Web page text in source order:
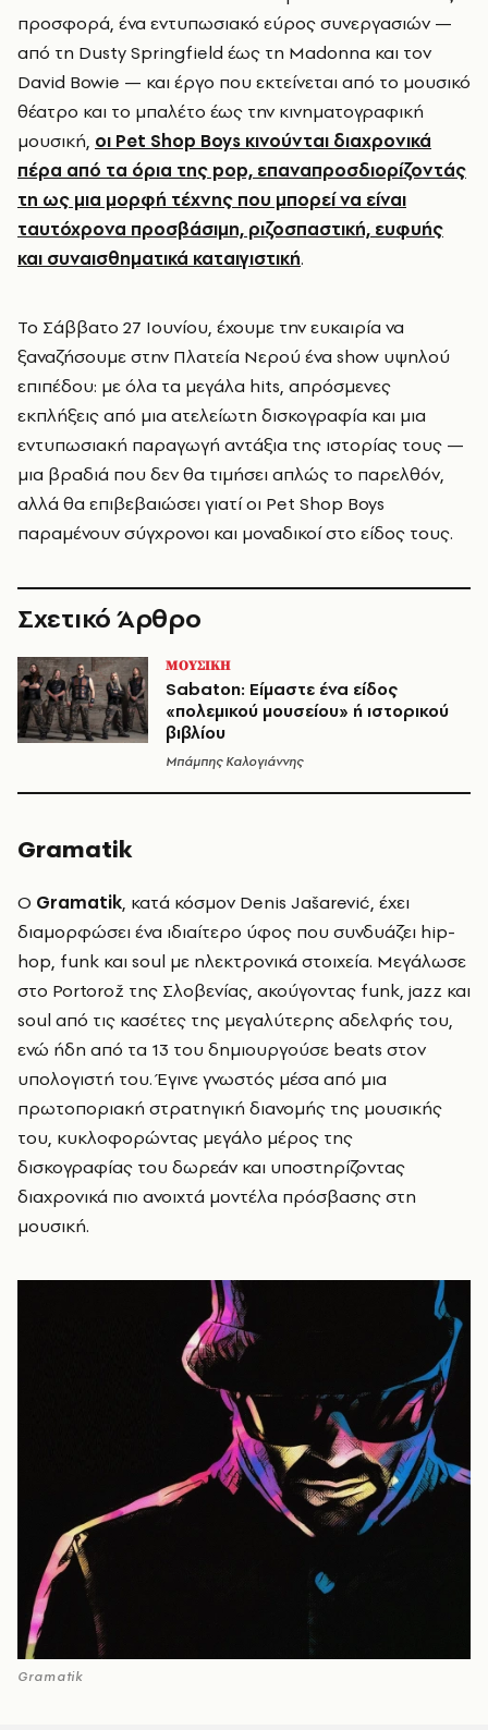
προσφορά, ένα εντυπωσιακό εύρος συνεργασιών —
από τη Dusty Springfield έως τη Madonna και τον
David Bowie — και έργο που εκτείνεται από το μουσικό
θέατρο και το μπαλέτο έως την κινηματογραφική
μουσική, οι Pet Shop Boys κινούνται διαχρονικά
πέρα από τα όρια της pop, επαναπροσδιορίζοντάς
τη ως μια μορφή τέχνης που μπορεί να είναι
ταυτόχρονα προσβάσιμη, ριζοσπαστική, ευφυής
και συναισθηματικά καταιγιστική.
Το Σάββατο 27 Ιουνίου, έχουμε την ευκαιρία να
ξαναζήσουμε στην Πλατεία Νερού ένα show υψηλού
επιπέδου: με όλα τα μεγάλα hits, απρόσμενες
εκπλήξεις από μια ατελείωτη δισκογραφία και μια
εντυπωσιακή παραγωγή αντάξια της ιστορίας τους —
μια βραδιά που δεν θα τιμήσει απλώς το παρελθόν,
αλλά θα επιβεβαιώσει γιατί οι Pet Shop Boys
παραμένουν σύγχρονοι και μοναδικοί στο είδος τους.
Σχετικό Άρθρο
ΜΟΥΣΙΚΗ
Sabaton: Είμαστε ένα είδος
«πολεμικού μουσείου» ή ιστορικού
βιβλίου
Μπάμπης Καλογιάννης
Gramatik
Ο Gramatik, κατά κόσμον Denis Jašarević, έχει
διαμορφώσει ένα ιδιαίτερο ύφος που συνδυάζει hip-
hop, funk και soul με ηλεκτρονικά στοιχεία. Μεγάλωσε
στο Portorož της Σλοβενίας, ακούγοντας funk, jazz και
soul από τις κασέτες της μεγαλύτερης αδελφής του,
ενώ ήδη από τα 13 του δημιουργούσε beats στον
υπολογιστή του. Έγινε γνωστός μέσα από μια
πρωτοποριακή στρατηγική διανομής της μουσικής
του, κυκλοφορώντας μεγάλο μέρος της
δισκογραφίας του δωρεάν και υποστηρίζοντας
διαχρονικά πιο ανοιχτά μοντέλα πρόσβασης στη
μουσική.
Gramatik